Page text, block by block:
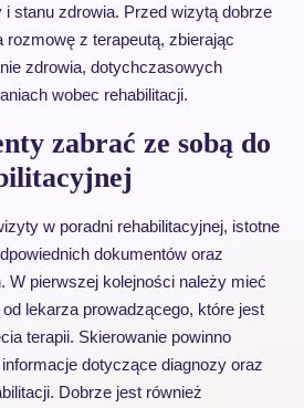
stanu zdrowia. Przed wizytą dobrze
rozmowę z terapeutą, zbierając
zdrowia, dotychczasowych
wobec rehabilitacji.
zabrać ze sobą do
w poradni rehabilitacyjnej, istotne
dokumentów oraz
W pierwszej kolejności należy mieć
lekarza prowadzącego, które jest
terapii. Skierowanie powinno
dotyczące diagnozy oraz
Dobrze jest również